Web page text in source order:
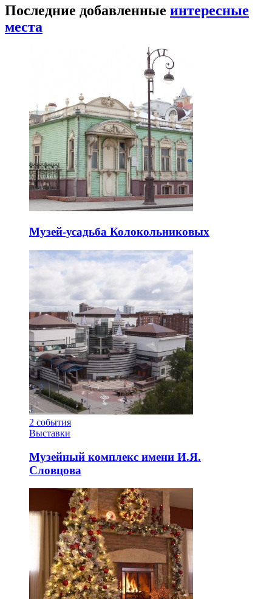
Последние добавленные интересные
места
Музей-усадьба Колокольниковых
2 события
Выставки
Музейный комплекс имени И.Я.
Словцова